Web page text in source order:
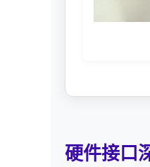
硬件接口